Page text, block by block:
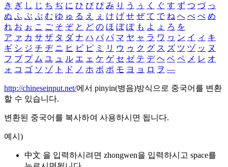
き ぎ し じ ち ぢ に ひ び ぴ み り う ぅ く ぐ す ず つ づ っ
ぬ ふ ぶ ぷ む ゆ ゅ る え ぇ け げ せ ぜ て で ね へ べ ぺ め
れ お ぉ こ ご そ ぞ と ど の ほ ぼ ぽ も よ ょ ろ を
ア ァ カ サ ザ タ ダ ナ ハ バ パ マ ヤ ャ ラ ワ ヮ ン イ ィ キ
ギ シ ジ チ ヂ ニ ヒ ビ ピ ミ リ ウ ゥ ク グ ス ズ ツ ヅ ッ ヌ
フ ブ プ ム ユ ュ ル エ ェ ケ ゲ セ ゼ テ デ ヘ ベ ペ メ レ オ
ォ コ ゴ ソ ゾ ト ド ノ ホ ボ ポ モ ヨ ョ ロ ヲ ―
http://chineseinput.net/에서 pinyin(병음)방식으로 중국어를 변환
할 수 있습니다.
변환된 중국어를 복사하여 사용하시면 됩니다.
예시)
中文 을 입력하시려면 zhongwen을 입력하시고 space를